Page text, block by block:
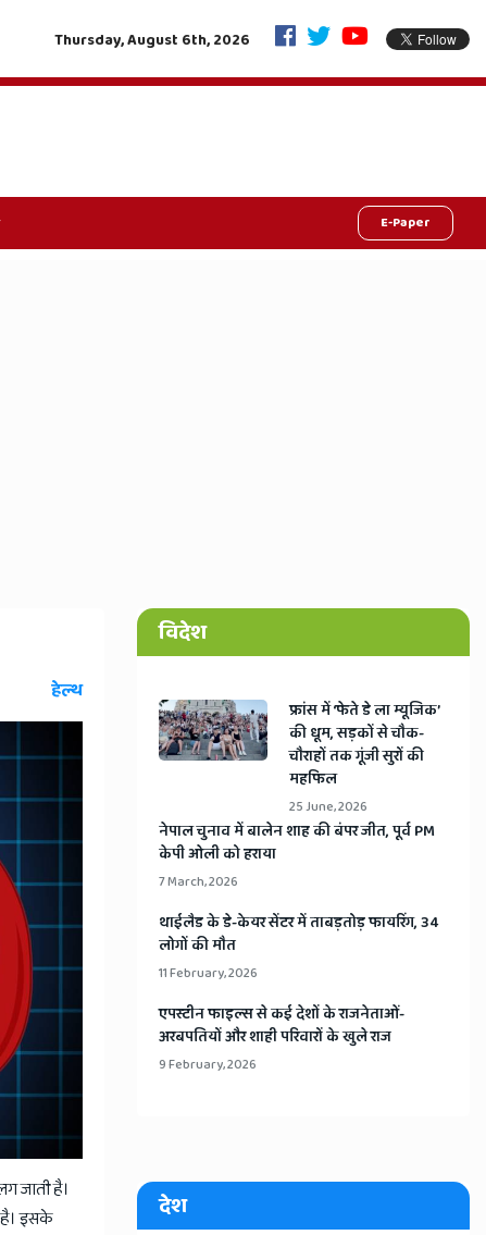
हरियाली की क्रांति, राजस्थान में रचा इतिहास:
Thursday, August 6th, 2026
E-Paper
हेल्थ
जाती है।
है। इसके
विदेश
​फ्रांस में ‘फेते डे ला म्यूजिक’
की धूम, सड़कों से चौक-
चौराहों तक गूंजी सुरों की
महफिल
25 June, 2026
​नेपाल चुनाव में बालेन शाह की बंपर जीत, पूर्व PM
केपी ओली को हराया
7 March, 2026
​थाईलैड के डे-केयर सेंटर में ताबड़तोड़ फायरिंग, 34
लोगों की मौत
11 February, 2026
​एपस्टीन फाइल्स से कई देशों के राजनेताओं-
अरबपतियों और शाही परिवारों के खुले राज
9 February, 2026
देश